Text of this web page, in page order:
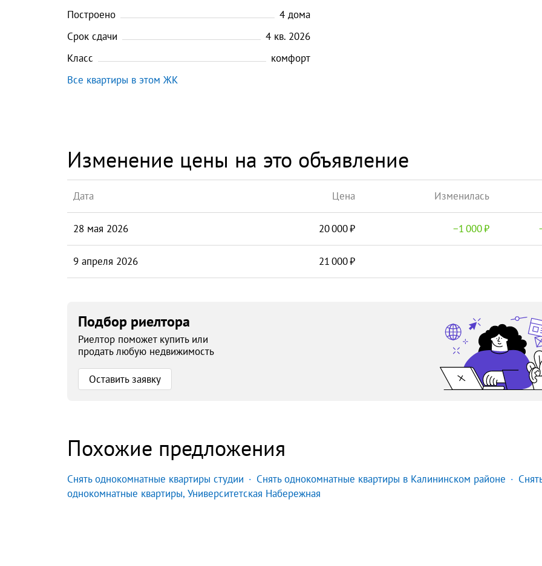
Построено 4 дома
Срок сдачи
4 кв. 2026
Класс
комфорт
Все квартиры в этом ЖК
Изменение цены на это объявление
Дата Цена Изменилась
28 мая 2026 20 000 −1 000
9 апреля 2026 21 000
Подбор риелтора
Риелтор поможет купить или
продать любую недвижимость
Оставить заявку
Похожие предложения
Снять однокомнатные квартиры студии Снять однокомнатные квартиры в Калининском районе
однокомнатные квартиры, Университетская Набережная